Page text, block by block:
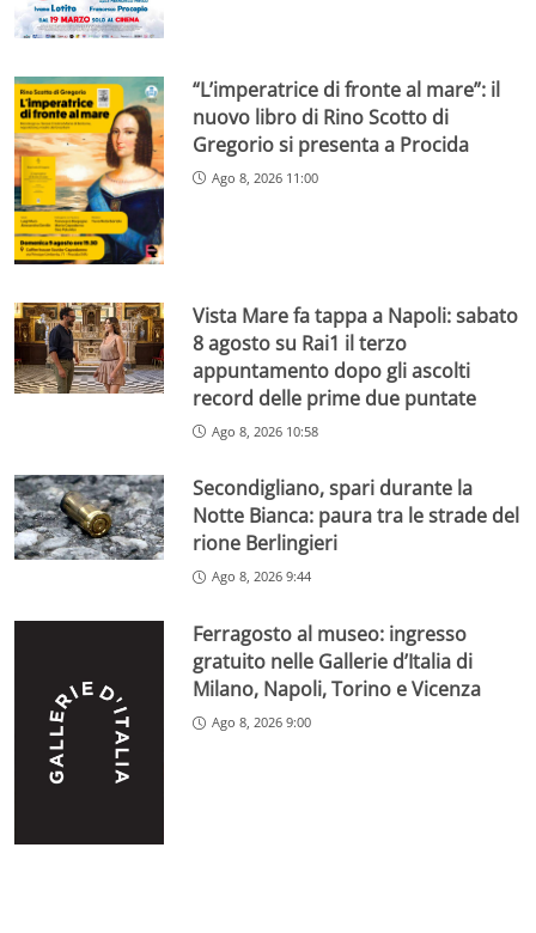
“L’imperatrice di fronte al mare”: il
nuovo libro di Rino Scotto di
Gregorio si presenta a Procida
Ago 8, 2026 11:00
Vista Mare fa tappa a Napoli: sabato
8 agosto su Rai1 il terzo
appuntamento dopo gli ascolti
record delle prime due puntate
Ago 8, 2026 10:58
Secondigliano, spari durante la
Notte Bianca: paura tra le strade del
rione Berlingieri
Ago 8, 2026 9:44
Ferragosto al museo: ingresso
gratuito nelle Gallerie d’Italia di
Milano, Napoli, Torino e Vicenza
Ago 8, 2026 9:00